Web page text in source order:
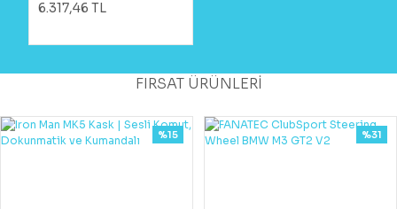
6.317,46 TL
FIRSAT ÜRÜNLERİ
%15 %31